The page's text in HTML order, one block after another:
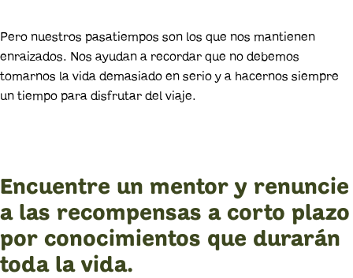
Pero nuestros pasatiempos son los que nos mantienen
enraizados. Nos ayudan a recordar que no debemos
tomarnos la vida demasiado en serio y a hacernos siempre
un tiempo para disfrutar del viaje.
Encuentre un mentor y renuncie
a las recompensas a corto plazo
por conocimientos que durarán
toda la vida.